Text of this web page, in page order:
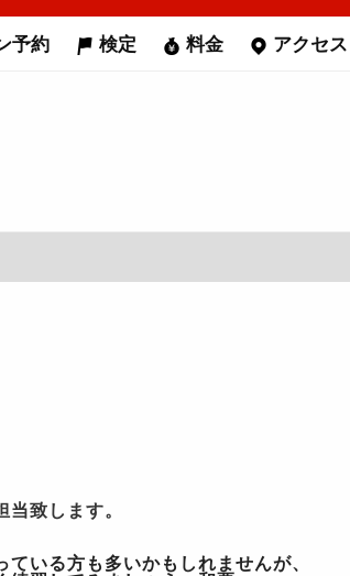
予約 検定 料金 アクセス
致します。
ている方も多いかもしれませんが、